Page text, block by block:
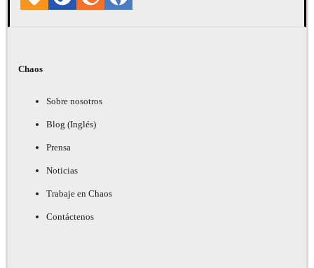
Chaos
Sobre nosotros
Blog (Inglés)
Prensa
Noticias
Trabaje en Chaos
Contáctenos